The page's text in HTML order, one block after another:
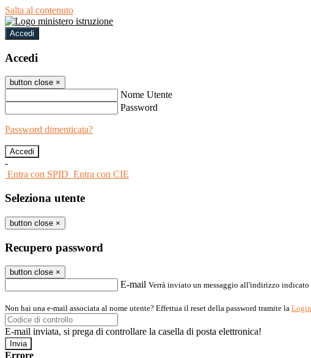
Salta al contenuto
Accedi
Accedi
button close ×
Nome Utente
Password
Password dimenticata?
-
Entra con SPID Entra con CIE
Seleziona utente
button close ×
Recupero password
button close ×
E-mail Verrà inviato un messaggio all'indirizzo indicato
Non hai una e-mail associata al nome utente? Effettua il reset della password tramite la
E-mail inviata, si prega di controllare la casella di posta elettronica!
Errore